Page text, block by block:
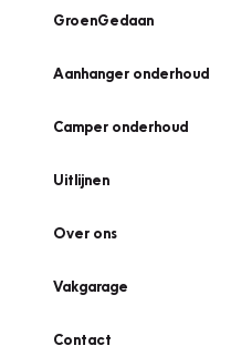
GroenGedaan
Aanhanger onderhoud
Camper onderhoud
Uitlijnen
Over ons
Vakgarage
Contact